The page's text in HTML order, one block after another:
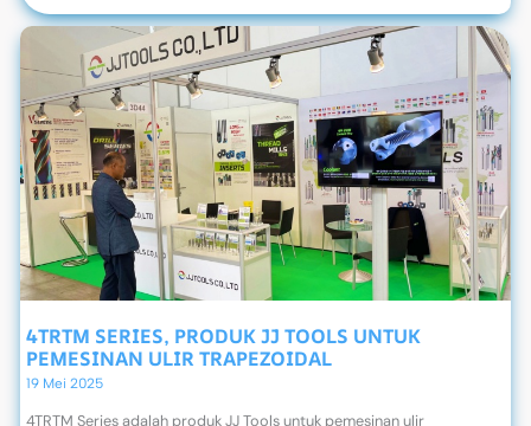
4TRTM SERIES, PRODUK JJ TOOLS UNTUK
PEMESINAN ULIR TRAPEZOIDAL
19 Mei 2025
4TRTM Series adalah produk JJ Tools untuk pemesinan ulir